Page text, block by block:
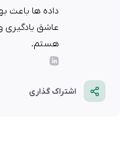
داده ها باعث
عاشق
هستم.
اشتراک گذاری